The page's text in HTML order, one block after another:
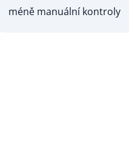
méně manuální kontroly